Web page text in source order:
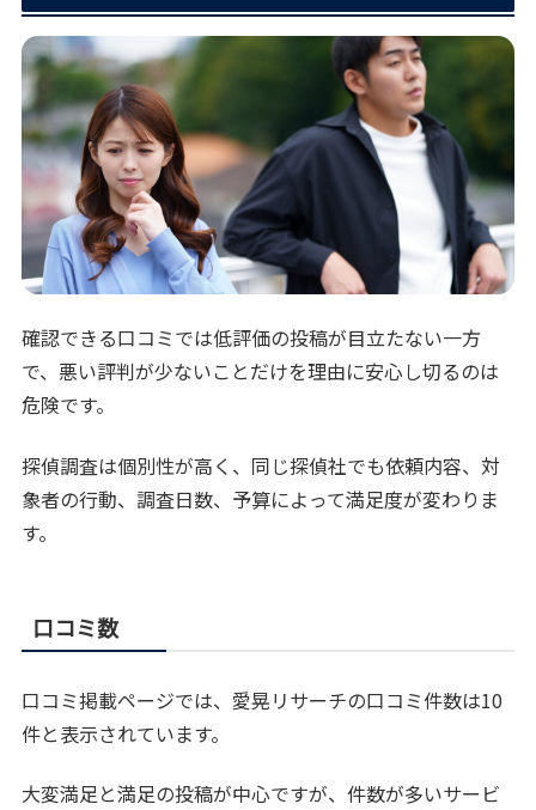
確認できる口コミでは低評価の投稿が目立たない一方
で、悪い評判が少ないことだけを理由に安心し切るのは
危険です。
探偵調査は個別性が高く、同じ探偵社でも依頼内容、対
象者の行動、調査日数、予算によって満足度が変わりま
す。
口コミ数
口コミ掲載ページでは、愛晃リサーチの口コミ件数は10
件と表示されています。
大変満足と満足の投稿が中心ですが、件数が多いサービ